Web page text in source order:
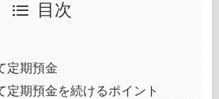
目次
定期預金
定期預金を続けるポイント